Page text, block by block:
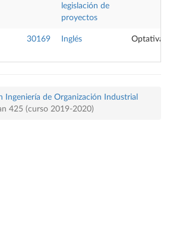
legislación de
proyectos
30169 Inglés Optativa
Ingeniería de Organización Industrial
425 (curso 2019-2020)